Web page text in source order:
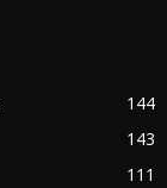
144
143
111